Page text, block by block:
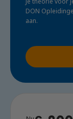
DON
aan.